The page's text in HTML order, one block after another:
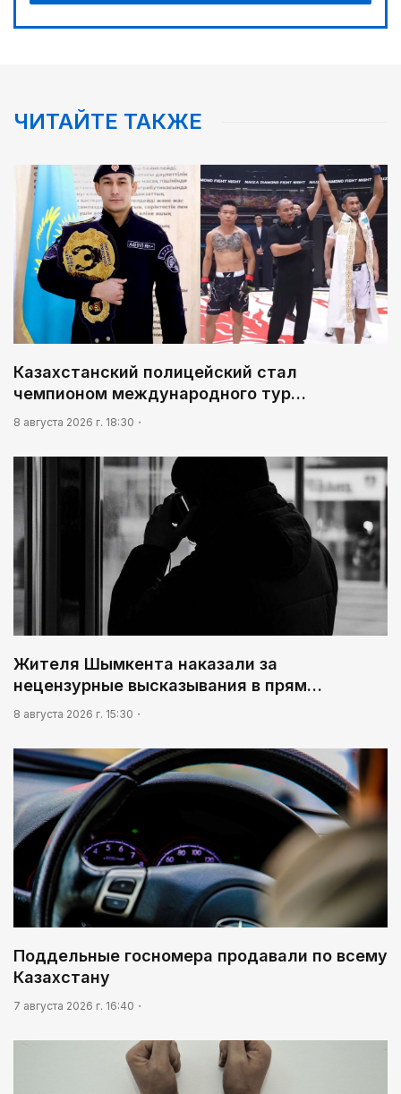
ЧИТАЙТЕ ТАКЖЕ
Казахстанский полицейский стал
чемпионом международного тур…
8 августа 2026 г. 18:30
Жителя Шымкента наказали за
нецензурные высказывания в прям…
8 августа 2026 г. 15:30
Поддельные госномера продавали по всему
Казахстану
7 августа 2026 г. 16:40